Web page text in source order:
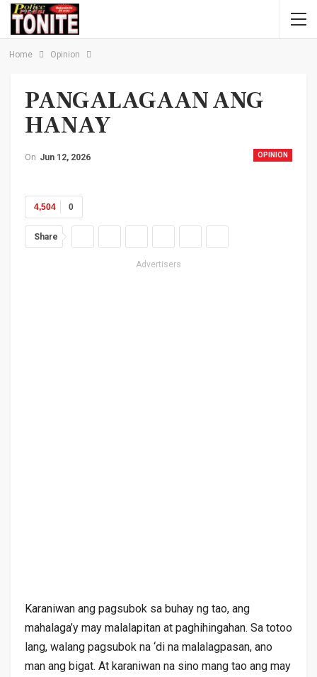
Home Opinion
PANGALAGAAN ANG
HANAY
OPINION
On Jun 12, 2026
0
4,504
Share
Advertisers
Karaniwan ang pagsubok sa buhay ng tao, ang
mahalaga’y may malalapitan at paghihingahan. Sa totoo
lang, walang pagsubok na ‘di na malalagpasan, ano
man ang bigat. At karaniwan na sino mang tao ang may